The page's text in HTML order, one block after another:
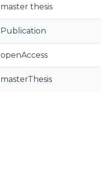
master thesis
Publication
openAccess
masterThesis